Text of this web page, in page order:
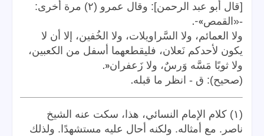
[قال أبو عبد الرحمن]: وقال عمرو (٢) مرة أخرى:
-«القمص»-.
ولا العمائم، ولا السَّراويلات، ولا الخُفين، إلا أن لا
يكون لأحدكم نَعلان، فليقطعهما أسفل من الكعبين،
ولا ثوبًا مَسَّه وَرسٌ، ولا زَعفران«.
(صحيح): ق - انظر ما قبله.
(١) كلام الإمام النسائي، هذا، سكت عنه الشيخ
ناصر. مع أمثاله. ولكنه أحال عليه مستشهدًا. ولذلك